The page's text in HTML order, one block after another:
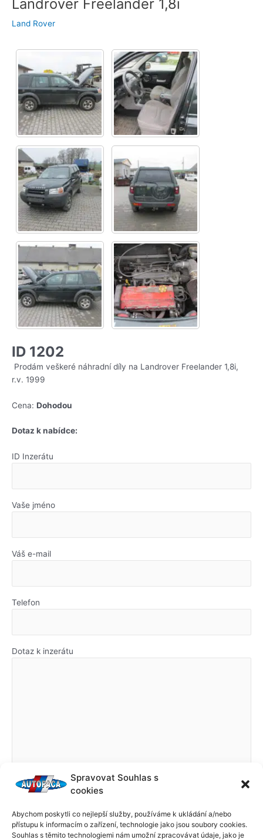
Spravovat Souhlas s
cookies
Abychom poskytli co nejlepší služby, používáme k ukládání a/nebo
přístupu k informacím o zařízení, technologie jako jsou soubory cookies.
Souhlas s těmito technologiemi nám umožní zpracovávat údaje, jako je
Landrover Freelander 1,8i
Land Rover
ID 1202
Prodám veškeré náhradní díly na Landrover Freelander 1,8i,
r.v. 1999
Cena: Dohodou
Dotaz k nabídce:
ID Inzerátu
Vaše jméno
Váš e-mail
Telefon
Dotaz k inzerátu